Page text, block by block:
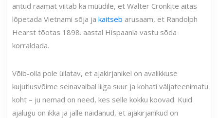
antud raamat viitab ka müüdile, et Walter Cronkite aitas
lõpetada Vietnami sõja ja kaitseb arusaam, et Randolph
Hearst tõotas 1898. aastal Hispaania vastu sõda
korraldada.
Võib-olla pole üllatav, et ajakirjanikel on avalikkuse
kujutlusvõime seinavaibal liiga suur ja kohati väljateenimatu
koht – ju nemad on need, kes selle kokku koovad. Kuid
ajalugu on ikka ja jälle näidanud, et ajakirjanikud on